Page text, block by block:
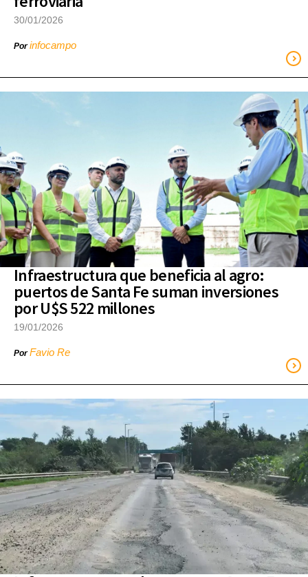
30/01/2026
Porinfocampo
Infraestructura que beneficia al agro:
puertos de Santa Fe suman inversiones
por U$S 522 millones
19/01/2026
PorFavio Re